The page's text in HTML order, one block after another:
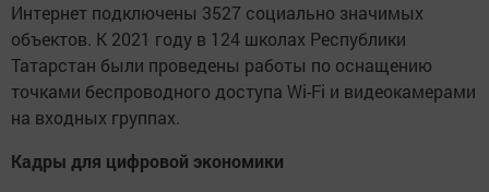
Интернет подключены 3527 социально значимых
объектов. К 2021 году в 124 школах Республики
Татарстан были проведены работы по оснащению
точками беспроводного доступа Wi-Fi и видеокамерами
на входных группах.
Кадры для цифровой экономики